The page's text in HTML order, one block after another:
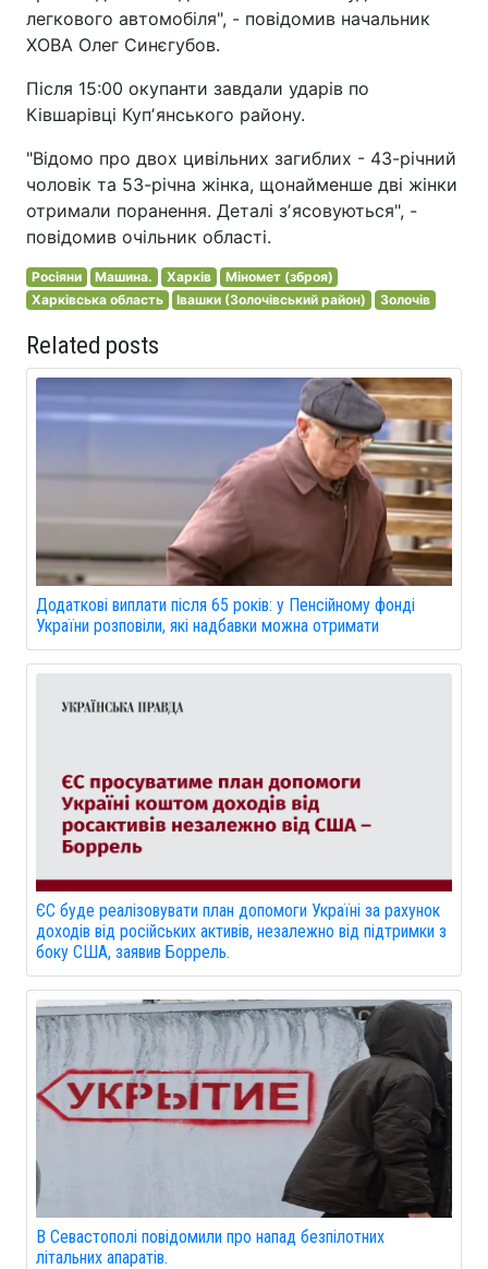
легкового автомобіля", - повідомив начальник
ХОВА Олег Синєгубов.
Після 15:00 окупанти завдали ударів по
Ківшарівці Купʼянського району.
"Відомо про двох цивільних загиблих - 43-річний
чоловік та 53-річна жінка, щонайменше дві жінки
отримали поранення. Деталі зʼясовуються", -
повідомив очільник області.
Росіяни Машина. Харків
Міномет (зброя)
Харківська область
Івашки (Золочівський район) Золочів
Related posts
Додаткові виплати після 65 років: у Пенсійному фонді
України розповіли, які надбавки можна отримати
ЄС буде реалізовувати план допомоги Україні за рахунок
доходів від російських активів, незалежно від підтримки з
боку США, заявив Боррель.
В Севастополі повідомили про напад безпілотних
літальних апаратів.